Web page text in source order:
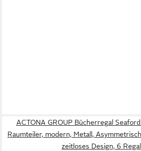
ACTONA GROUP Bücherregal
Raumteiler, modern, Metall,
zeitloses Design, 6